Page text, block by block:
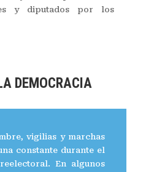
y diputados por los
DEMOCRACIA
vigilias y marchas
constante durante el
En algunos